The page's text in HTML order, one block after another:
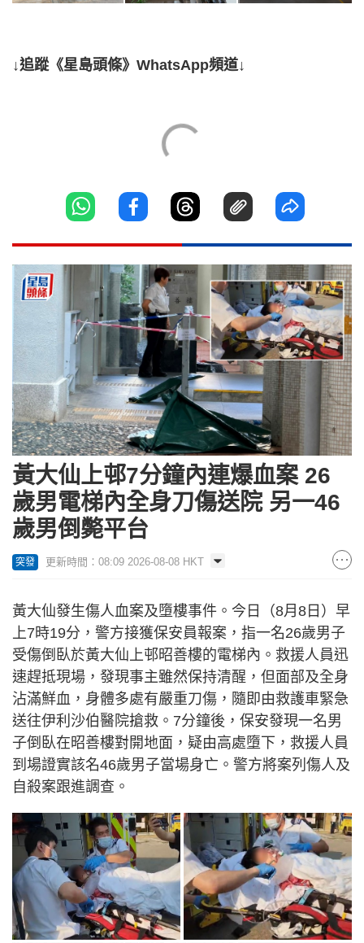
↓追蹤《星島頭條》WhatsApp頻道↓
黃大仙上邨7分鐘內連爆血案 26
歲男電梯內全身刀傷送院 另一46
歲男倒斃平台
突發 更新時間：08:09 2026-08-08 HKT
黃大仙發生傷人血案及墮樓事件。今日（8月8日）早
上7時19分，警方接獲保安員報案，指一名26歲男子
受傷倒臥於黃大仙上邨昭善樓的電梯內。救援人員迅
速趕抵現場，發現事主雖然保持清醒，但面部及全身
沾滿鮮血，身體多處有嚴重刀傷，隨即由救護車緊急
送往伊利沙伯醫院搶救。7分鐘後，保安發現一名男
子倒臥在昭善樓對開地面，疑由高處墮下，救援人員
到場證實該名46歲男子當場身亡。警方將案列傷人及
自殺案跟進調查。